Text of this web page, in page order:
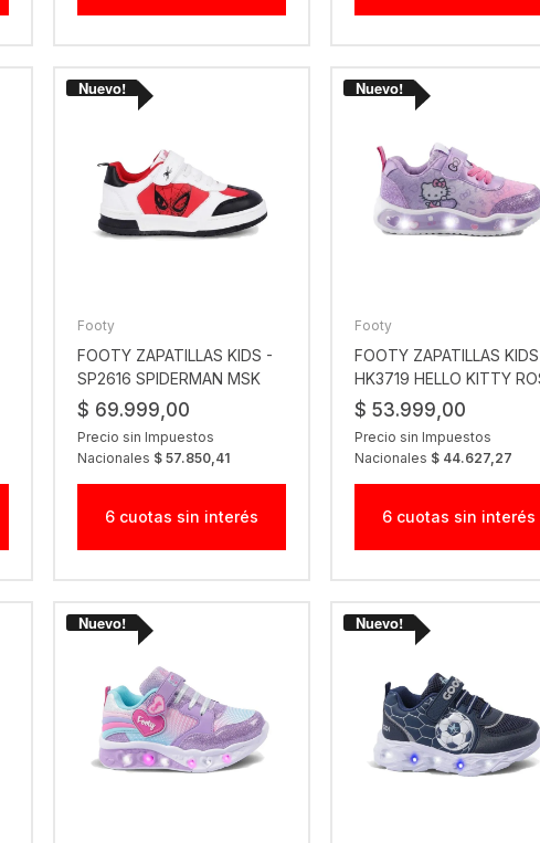
Footy
FOOTY ZAPATILLAS KIDS -
SP2616 SPIDERMAN MSK
RJO
$ 69.999,00
Precio sin Impuestos
Nacionales $ 57.850,41
6 cuotas sin interés
Footy
FOOTY ZAPATILLAS
HK3719 HELLO KITTY
$ 53.999,00
Precio sin Impuestos
Nacionales $ 44.627,27
6 cuotas sin interés